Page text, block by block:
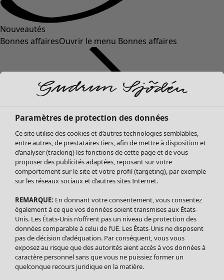
Nouveautés
Bonnes affairesOuvrir le menu Bonnes affaires
Soldes Vêtements
Tous les vêtements
Robes
Tuniques
Blouses
Tops
Gilets
Pantalon
Jupes
Paramètres de protection des données
Ce site utilise des cookies et d’autres technologies semblables,
entre autres, de prestataires tiers, afin de mettre à disposition et
d’analyser (tracking) les fonctions de cette page et de vous
proposer des publicités adaptées, reposant sur votre
comportement sur le site et votre profil (targeting), par exemple
sur les réseaux sociaux et d’autres sites Internet.
REMARQUE: En donnant votre consentement, vous consentez
également à ce que vos données soient transmises aux États-
Unis. Les États-Unis n’offrent pas un niveau de protection des
données comparable à celui de l’UE. Les États-Unis ne disposent
pas de décision d’adéquation. Par conséquent, vous vous
exposez au risque que des autorités aient accès à vos données à
caractère personnel sans que vous ne puissiez former un
quelconque recours juridique en la matière.